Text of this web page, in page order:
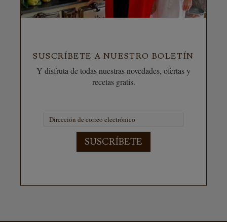
SUSCRÍBETE A NUESTRO BOLETÍN
Y disfruta de todas nuestras novedades, ofertas y
recetas gratis.
SUSCRÍBETE